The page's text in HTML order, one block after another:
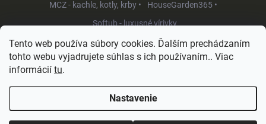
Tento web používa súbory cookies. Ďalším prechádzaním
tohto webu vyjadrujete súhlas s ich používaním.. Viac
informácií tu.
Nastavenie
MCZ - kachle, kotly, krby •
HouseGarden365 •
Softub - luxusné vírivky